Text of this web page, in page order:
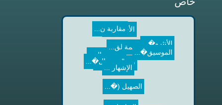
مفهوم ال...
الأجناس ...
في عيد م�...
"زهرة ال�...
ترجمة لق...
الصهيل (�...
الأنثرو�...
الموسيق�...
مقاربة ن...
الإشهار ...